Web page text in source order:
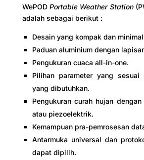
WePODPortable Weather Station
adalah sebagai berikut :
Desain yang kompak dan
Paduan aluminium dengan
Pengukuran cuaca all-in-one.
Pilihan parameter yang sesuai
yang dibutuhkan.
Pengukuran curah hujan
atau piezoelektrik.
Kemampuan pra-pemrosesan
Antarmuka universal dan
dapat dipilih.